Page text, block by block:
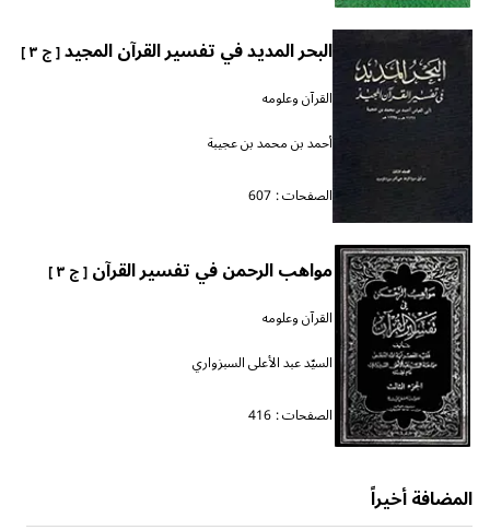
البحر المديد في تفسير القرآن المجيد[ ج ٣ ]
القرآن وعلومه
أحمد بن محمد بن عجيبة
الصفحات : 607
مواهب الرحمن في تفسير القرآن[ ج ٣ ]
القرآن وعلومه
السيّد عبد الأعلى السبزواري
الصفحات : 416
المضافة أخيراً